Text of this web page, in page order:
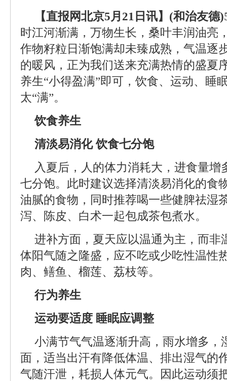
【直报网北京5月21日讯】(和治友德)
时江河渐满，万物生长，桑叶丰润油亮
作物籽粒日渐饱满却未臻成熟，气温逐
的暖风，正为我们送来充满热情的盛夏
养生“小得盈满”即可，饮食、运动、睡
太“满”。
饮食养生
清淡易消化 饮食七分饱
入夏后，人的体力消耗大，进食量增
七分饱。此时建议选择清淡易消化的食
油腻的食物，同时推荐喝一些健脾祛湿
泻、陈皮、白术一起包成茶包煮水。
进补方面，夏天应以温通为主，而非
体阳气随之隆盛，应不吃或少吃性温性
肉、鳝鱼、榴莲、荔枝等。
行为养生
运动要适度 睡眠应调整
小满节气气温逐渐升高，雨水增多，
面，适当出汗有降低体温、排出湿气的
气随汗泄，耗损人体元气。因此运动须